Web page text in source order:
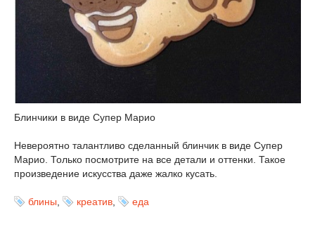
Блинчики в виде Супер Марио
Невероятно талантливо сделанный блинчик в виде Супер
Марио. Только посмотрите на все детали и оттенки. Такое
произведение искусства даже жалко кусать.
блины креатив еда